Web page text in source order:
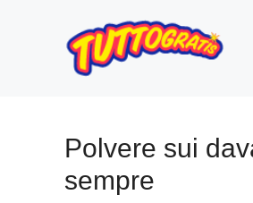
contenuto
Polvere sui
sempre